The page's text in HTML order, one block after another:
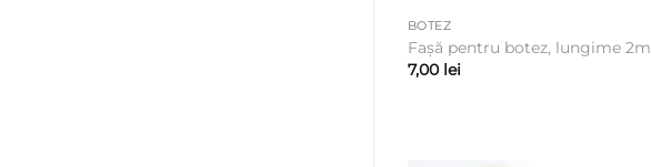
BOTEZ
Fașă pentru botez, lungime 2m
7,00 lei